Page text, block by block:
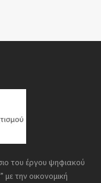
του έργου ψηφιακού
την οικονομική